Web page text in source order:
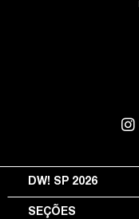
DW! SP 2026
SEÇÕES